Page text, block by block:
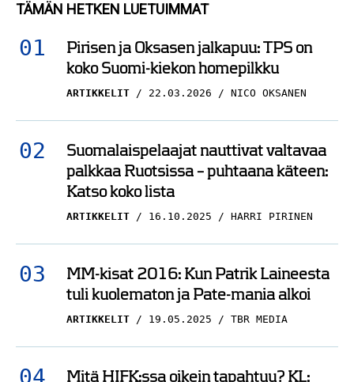
koko Suomi-kiekon homepilkku
ARTIKKELIT 22.03.2026 NICO OKSANEN
Suomalaispelaajat nauttivat valtavaa
palkkaa Ruotsissa – puhtaana käteen:
Katso koko lista
ARTIKKELIT 16.10.2025
MM-kisat 2016: Kun Patrik Laineesta
tuli kuolematon ja Pate-mania alkoi
ARTIKKELIT 19.05.2025 TBR MEDIA
Mitä HIFK:ssa oikein tapahtuu? KL:
Kritisoitu seurajohtaja kiistää